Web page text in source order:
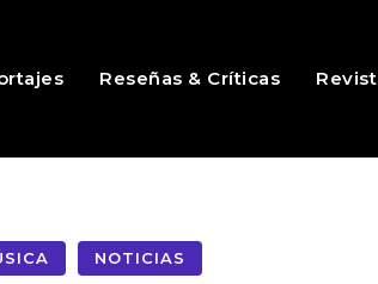
Reseñas & Críticas
NOTICIAS